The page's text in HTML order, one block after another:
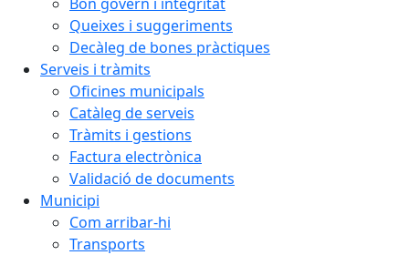
Queixes i suggeriments
Decàleg de bones pràctiques
Serveis i tràmits
Oficines municipals
Catàleg de serveis
Tràmits i gestions
Factura electrònica
Validació de documents
Municipi
Com arribar-hi
Transports